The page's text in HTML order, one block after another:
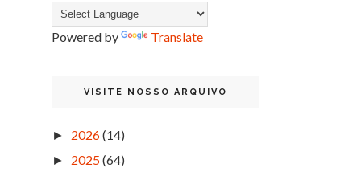
Powered by Translate
VISITE NOSSO ARQUIVO
► 2026(14)
► 2025(64)